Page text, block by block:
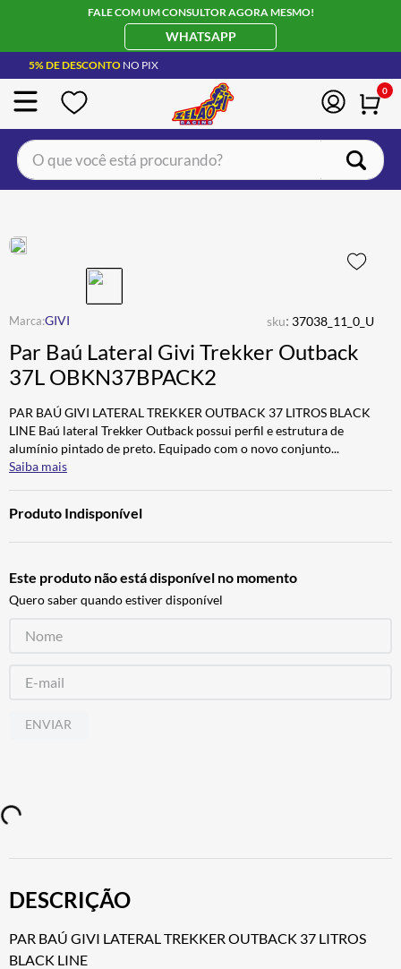
FALE COM UM CONSULTOR AGORA MESMO!
WHATSAPP
5% DE DESCONTO NO PIX
0
O que você está procurando?
GIVI sku: 37038_11_0_U
Par Baú Lateral Givi Trekker Outback
37L OBKN37BPACK2
PAR BAÚ GIVI LATERAL TREKKER OUTBACK 37 LITROS BLACK
LINE Baú lateral Trekker Outback possui perfil e estrutura de
alumínio pintado de preto. Equipado com o novo conjunto...
Saiba mais
Produto Indisponível
Este produto não está disponível no momento
Quero saber quando estiver disponível
ENVIAR
DESCRIÇÃO
PAR BAÚ GIVI LATERAL TREKKER OUTBACK 37 LITROS
BLACK LINE
JAQUETA
4º ÓCULOS SOLAR
5 LUVA
6º BAU
7º CALÇA
8º ALPINESTAR
9º AIROH
10º BOTAS